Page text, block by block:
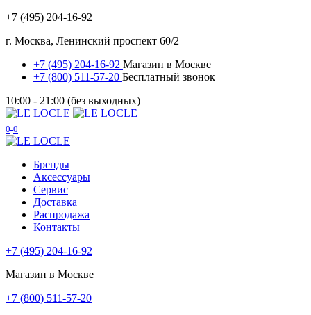
+7 (495) 204-16-92
г. Москва, Ленинский проспект 60/2
+7 (495) 204-16-92 Магазин в Москве
+7 (800) 511-57-20 Бесплатный звонок
10:00 - 21:00 (без выходных)
0 0
Бренды
Аксессуары
Сервис
Доставка
Распродажа
Контакты
+7 (495) 204-16-92
Магазин в Москве
+7 (800) 511-57-20